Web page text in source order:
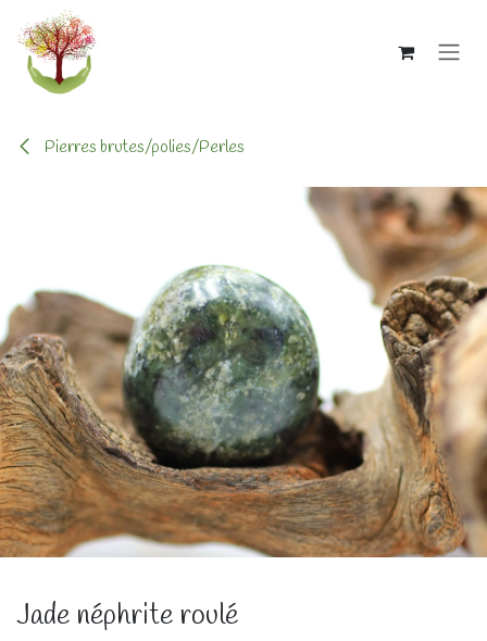
Se rendre au contenu
Pierres brutes/polies/Perles
Jade néphrite roulé